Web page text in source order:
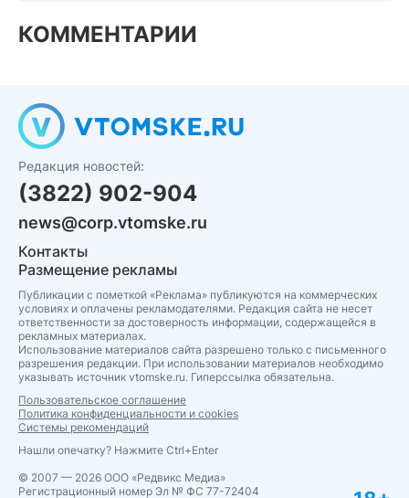
КОММЕНТАРИИ
Редакция новостей:
(3822) 902-904
news@corp.vtomske.ru
Контакты
Размещение рекламы
Публикации с пометкой «Реклама» публикуются на коммерческих
условиях и оплачены рекламодателями. Редакция сайта не несет
ответственности за достоверность информации, содержащейся в
рекламных материалах.
Использование материалов сайта разрешено только с письменного
разрешения редакции. При использовании материалов необходимо
указывать источник vtomske.ru. Гиперссылка обязательна.
Пользовательское соглашение
Политика конфиденциальности и cookies
Системы рекомендаций
Нашли опечатку? Нажмите Ctrl+Enter
© 2007 — 2026 ООО «Редвикс Медиа»
Регистрационный номер Эл № ФС 77-72404